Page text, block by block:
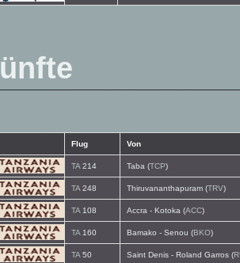
Flug Von
TA 214 Taba (TCP)
TA 248 Thiruvananthapuram (TRV)
TA 108 Accra - Kotoka (ACC)
TA 160 Bamako - Senou (BKO)
TA 50 Saint Denis - Roland Garros (